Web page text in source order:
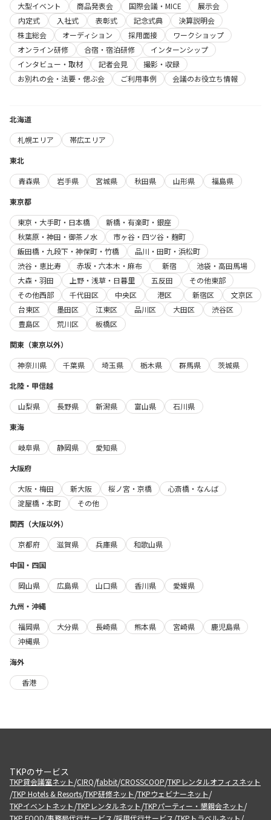
大型イベント
商品発表会 国際会議・MICE
展示会
内定式
入社式 表彰式 記念式典
決算説明会
株主総会
オーディション 採用面接
ワークショップ
オンライン研修
合宿・宿泊研修
インターンシップ
インタビュー・取材
記者会見
撮影・収録
お別れの会・法要・偲ぶ会
ご利用事例 会議のお役立ち情報
北海道
札幌エリア
帯広エリア
東北
青森県
岩手県 宮城県 秋田県 山形県
福島県
東京都
東京・大手町・日本橋
新橋・有楽町・銀座
秋葉原・神田・御茶ノ水
市ヶ谷・四ツ谷・麹町
飯田橋・九段下・神保町・竹橋
品川・田町・浜松町
渋谷・恵比寿
赤坂・六本木・麻布 新宿
池袋・高田馬場
大森・羽田
上野・浅草・日暮里 五反田
その他東部
その他西部
千代田区 中央区 港区 新宿区
文京区
台東区
墨田区 江東区 品川区 大田区
渋谷区
豊島区
荒川区
板橋区
関東（東京以外）
神奈川県
千葉県 埼玉県 栃木県 群馬県
茨城県
北陸・甲信越
山梨県
長野県 新潟県 富山県
石川県
東海
岐阜県
静岡県
愛知県
大阪府
大阪・梅田
新大阪 桜ノ宮・京橋
心斎橋・なんば
淀屋橋・本町
その他
関西（大阪以外）
京都府
滋賀県 兵庫県
和歌山県
中国・四国
岡山県
広島県 山口県 香川県
愛媛県
九州・沖縄
福岡県
大分県 長崎県 熊本県 宮崎県
鹿児島県
沖縄県
海外
香港
TKPのサービス
TKP貸会議室ネット/CIRQ/fabbit/CROSSCOOP/TKPレンタルオフィスネット
/TKP Hotels & Resorts/TKP研修ネット/TKPウェビナーネット/
TKPイベントネット/TKPレンタルネット/TKPパーティー・懇親会ネット/
TKP FOOD 事務局代行サービス 採用代行サービス TKPトラベルネット